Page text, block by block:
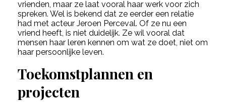
vrienden, maar ze laat vooral haar werk voor zich
spreken. Wel is bekend dat ze eerder een relatie
had met acteur Jeroen Perceval. Of ze nu een
vriend heeft, is niet duidelijk. Ze wil vooral dat
mensen haar leren kennen om wat ze doet, niet om
haar persoonlijke leven.
Toekomstplannen en
projecten